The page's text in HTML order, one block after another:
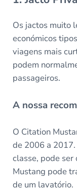
Os jactos muito
económicos
viagens mais
podem
passageiros.
A nossa
O Citation
de 2006 a 2017.
classe, pode
Mustang pode
de um lavatório.